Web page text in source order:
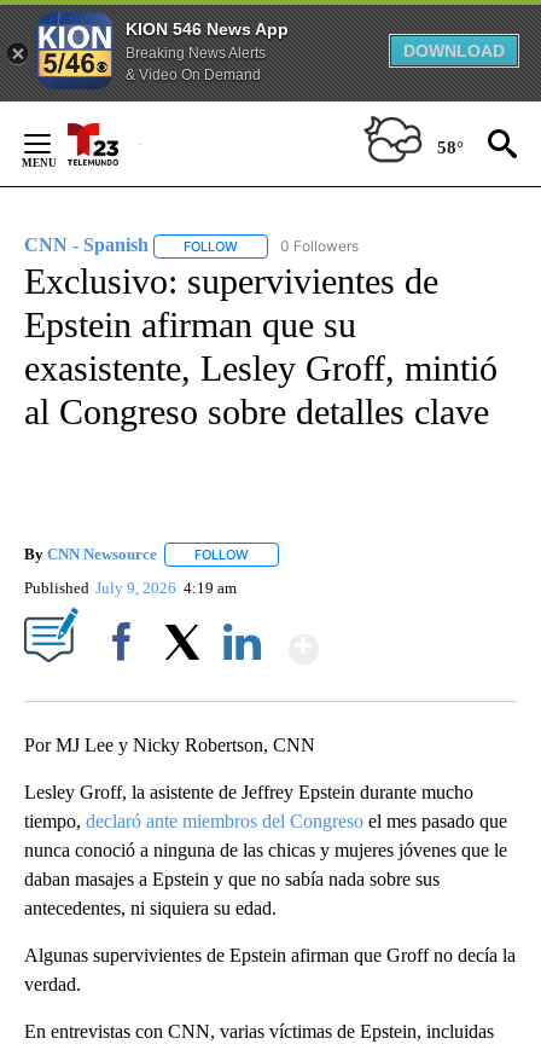
KION 546 News App
Breaking News Alerts
& Video On Demand
DOWNLOAD
Content
58°
CNN - Spanish FOLLOW FOLLOW "CNN - SPANISH" TO RECEIVE
0 Followers
Exclusivo: supervivientes de
Epstein afirman que su
exasistente, Lesley Groff, mintió
al Congreso sobre detalles clave
By CNN Newsource FOLLOW
Published July 9, 2026 4:19 am
Por MJ Lee y Nicky Robertson, CNN
Lesley Groff, la asistente de Jeffrey Epstein durante mucho
tiempo, declaró ante miembros del Congreso el mes pasado que
nunca conoció a ninguna de las chicas y mujeres jóvenes que le
daban masajes a Epstein y que no sabía nada sobre sus
antecedentes, ni siquiera su edad.
Algunas supervivientes de Epstein afirman que Groff no decía la
verdad.
En entrevistas con CNN, varias víctimas de Epstein, incluidas